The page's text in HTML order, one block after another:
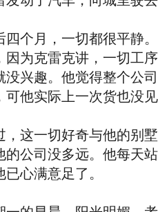
月，一切都很平静。
因为克雷克讲，一切工
没兴趣。他觉得整个公
可他实际上一次货也没见
一切好奇与他的别墅
的公司没多远。他每天
心满意足了。